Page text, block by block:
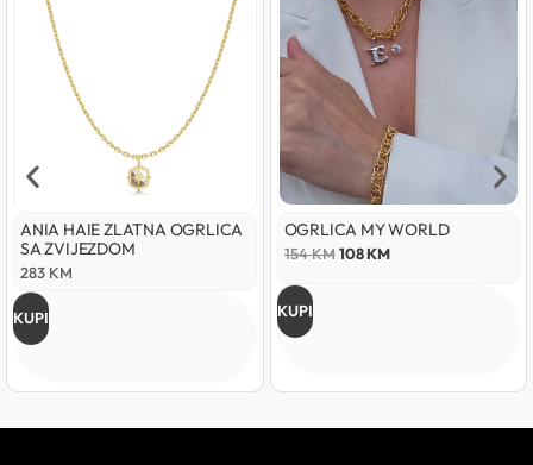
ANIA HAIE ZLATNA OGRLICA
SA ZVIJEZDOM
283 KM
KUPI
OGRLICA MY WORLD
154KM 108KM
KUPI